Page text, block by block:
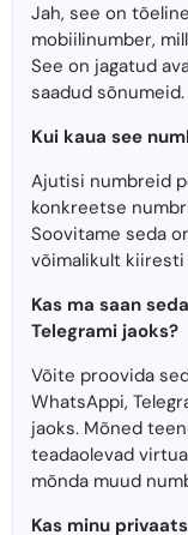
Jah, see on
mobiilinumber,
See on jagatud
saadud sõnumeid.
Kui kaua see
Ajutisi numbreid
konkreetse
Soovitame seda
võimalikult kiiresti
Kas ma saan
Telegrami jaoks?
Võite proovida
WhatsAppi,
jaoks. Mõned
teadaolevad
mõnda muud
Kas minu